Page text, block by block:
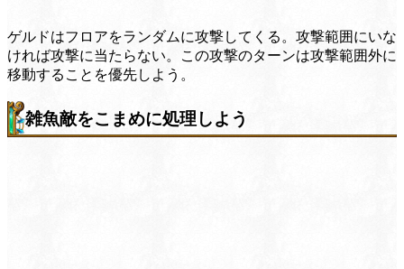
ゲルドはフロアをランダムに攻撃してくる。攻撃範囲にいな
ければ攻撃に当たらない。この攻撃のターンは攻撃範囲外に
移動することを優先しよう。
雑魚敵をこまめに処理しよう